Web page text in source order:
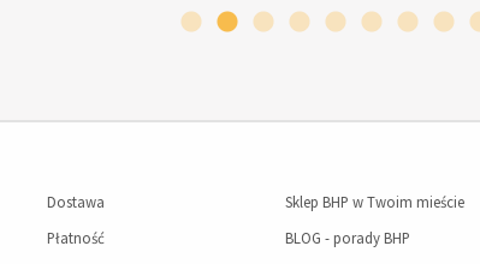
Dostawa
Płatność
Sklep BHP w Twoim mieście
BLOG - porady BHP